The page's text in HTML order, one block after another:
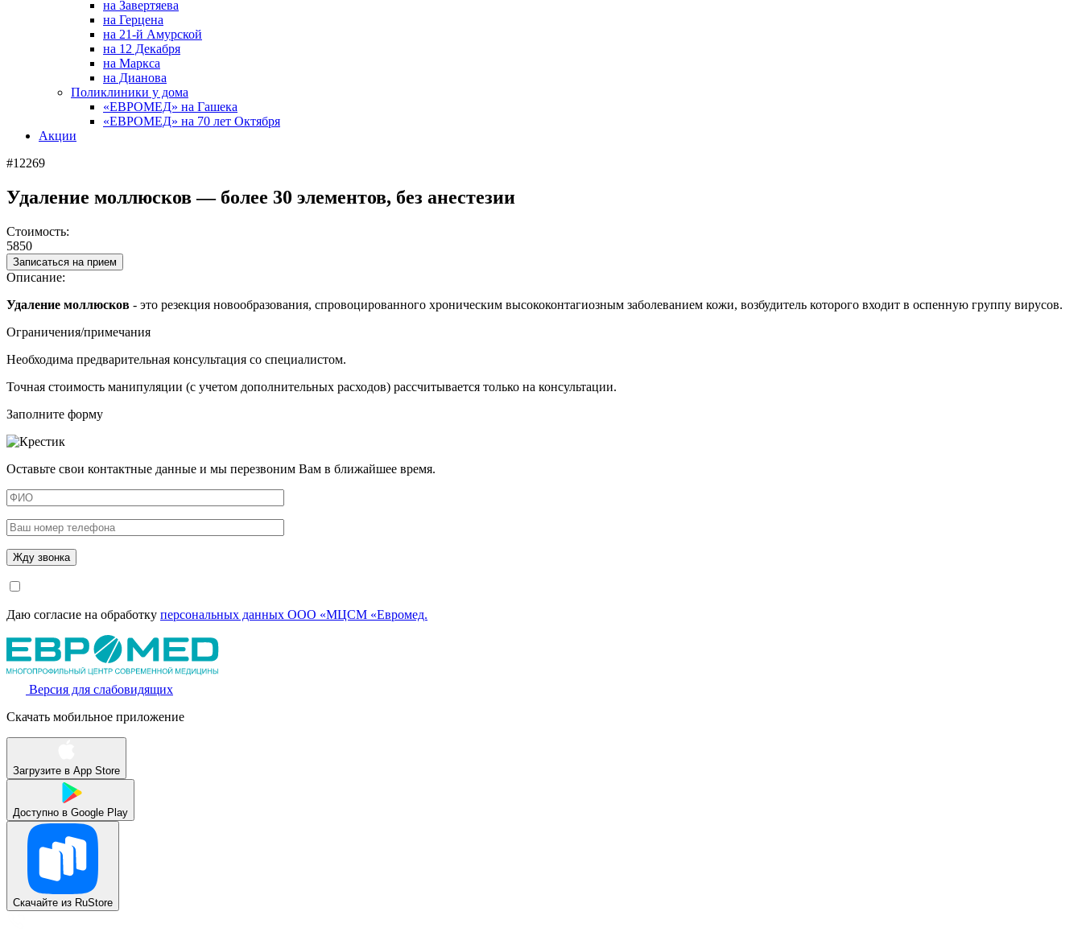
на Завертяева
на Герцена
на 21-й Амурской
на 12 Декабря
на Маркса
на Дианова
Поликлиники у дома
«ЕВРОМЕД» на Гашека
«ЕВРОМЕД» на 70 лет Октября
Акции
#12269
Удаление моллюсков — более 30 элементов, без анестезии
Стоимость:
5850
Записаться на прием
Описание:
Удаление моллюсков - это резекция новообразования, спровоцированного хроническим высококонтагиозным заболеванием кожи, возбудитель которого входит в оспенную группу вирусов.
Ограничения/примечания
Необходима предварительная консультация со специалистом.
Точная стоимость манипуляции (с учетом дополнительных расходов) рассчитывается только на консультации.
Заполните форму
Оставьте свои контактные данные и мы перезвоним Вам в ближайшее время.
Даю согласие на обработку персональных данных ООО «МЦСМ «Евромед.
Версия для слабовидящих
Скачать мобильное приложение
Загрузите в App Store
Доступно в Google Play
Скачайте из RuStore